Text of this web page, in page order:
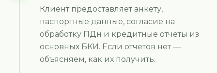
Клиент предоставляет анкету,
паспортные данные, согласие на
обработку ПДн и кредитные отчеты из
основных БКИ. Если отчетов нет —
объясняем, как их получить.